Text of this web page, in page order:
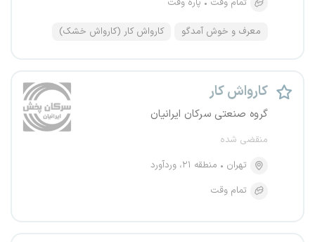
تمام وقت پاره وقت
معرف و خوش آمدگو کارواش کار (کارواش خشک)
کارواش کار
گروه صنعتی سرکان ایرانیان
منقضی شده
تهران
منطقه ۲۱، وردآورد
تمام وقت